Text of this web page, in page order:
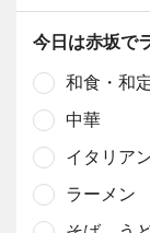
今日は赤坂で
和食・和
中華
イタリア
ラーメン